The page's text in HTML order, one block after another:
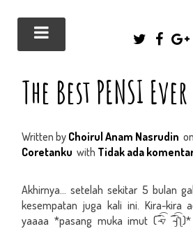
T
T
T
E
F
E
B
O
K
The Best PENSI Ever
Written by Choirul Anam Nasrudin on
Coretanku with Tidak ada
Akhirnya... setelah sekitar 5 bulan
kesempatan juga kali ini. Kira-kira
yaaaa *pasang muka imut (‾▿ ‾ʃƪ)*